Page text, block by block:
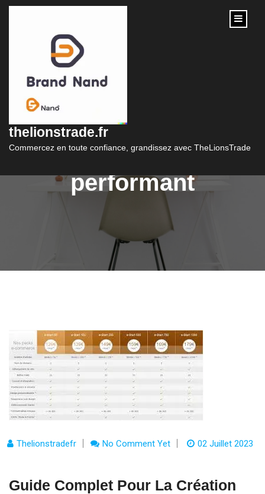
content
thelionstrade.fr
Commercez en toute confiance, grandissez avec TheLionsTrade
Guide complet pour la
création d’un site
internet e-commerce
performant
Thelionstradefr No Comment Yet 02 Juillet 2023
Guide Complet Pour La Création